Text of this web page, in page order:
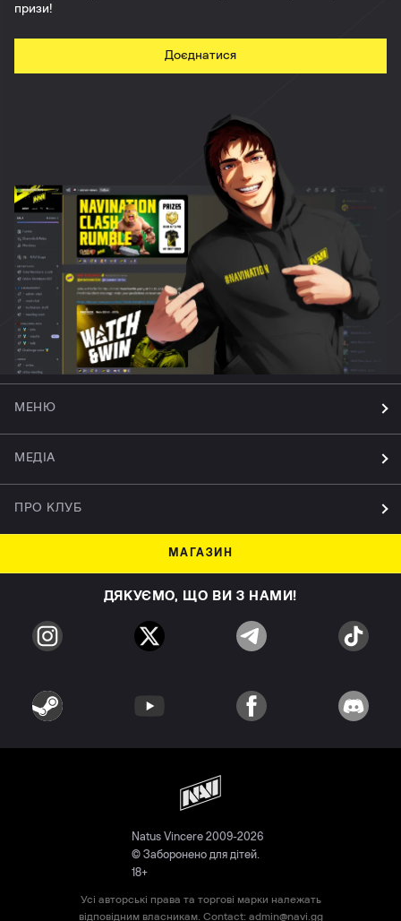
призи!
Доєднатися
МЕНЮ
МЕДІА
ПРО КЛУБ
МАГАЗИН
ДЯКУЄМО, ЩО ВИ З НАМИ!
Natus Vincere 2009-2026
© Заборонено для дітей.
18+
Усі авторські права та торгові марки належать
відповідним власникам. Contact: admin@navi.gg